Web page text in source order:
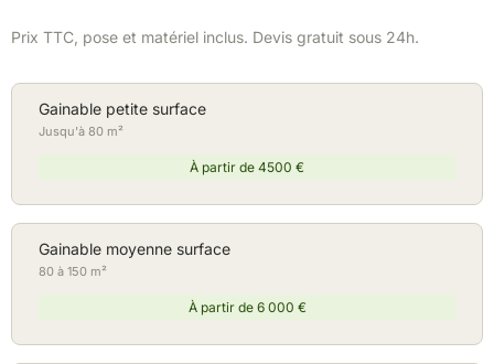
Prix TTC, pose et matériel inclus. Devis gratuit sous 24h.
Gainable petite surface
Jusqu'à 80 m²
À partir de 4500 €
Gainable moyenne surface
80 à 150 m²
À partir de 6 000 €